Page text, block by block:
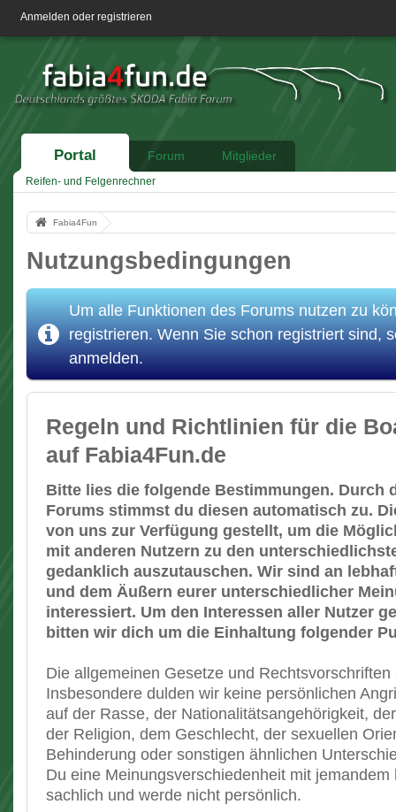
Anmelden oder registrieren
Portal Forum Mitglieder
Reifen- und Felgenrechner
Fabia4Fun
Nutzungsbedingungen
Um alle Funktionen des Forums nutzen zu
registrieren. Wenn Sie schon registriert sind,
anmelden.
Regeln und Richtlinien für die
auf Fabia4Fun.de
Bitte lies die folgende Bestimmungen. Durch
Forums stimmst du diesen automatisch zu.
von uns zur Verfügung gestellt, um die
mit anderen Nutzern zu den
gedanklich auszutauschen. Wir sind an
und dem Äußern eurer unterschiedlicher
interessiert. Um den Interessen aller Nutzer
bitten wir dich um die Einhaltung folgender
Die allgemeinen Gesetze und
Insbesondere dulden wir keine persönlichen
auf der Rasse, der Nationalitätsangehörigkeit,
der Religion, dem Geschlecht, der sexuellen
Behinderung oder sonstigen ähnlichen
Du eine Meinungsverschiedenheit mit jemandem
sachlich und werde nicht persönlich.